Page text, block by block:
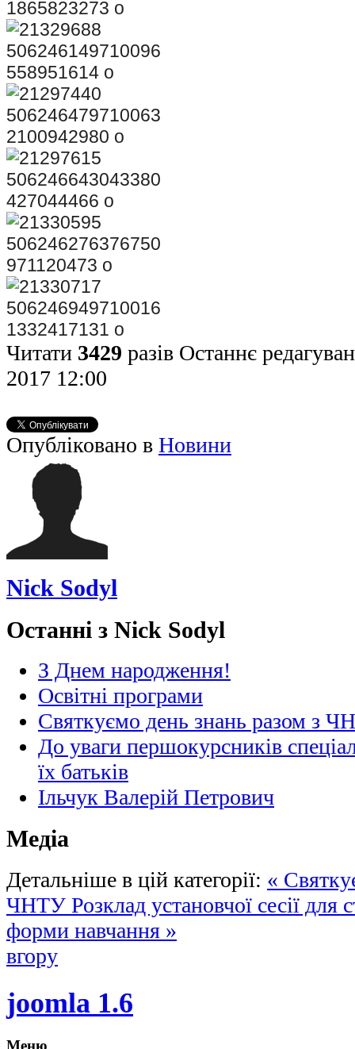
Читати 3429 разів Останнє
2017 12:00
Опубліковано в Новини
Nick Sodyl
Останні з Nick Sodyl
З Днем народження!
Освітні програми
Святкуємо день знань разом з
До уваги першокурсників
їх батьків
Ільчук Валерій Петрович
Медіа
Детальніше в цій категорії: «
ЧНТУ Розклад установчої сесії для
форми навчання »
вгору
joomla 1.6
Меню